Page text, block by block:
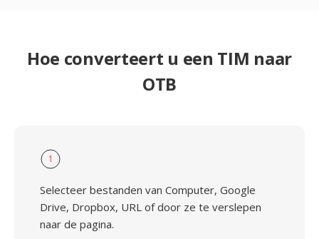
Hoe converteert u een TIM naar
OTB
1
Selecteer bestanden van Computer, Google
Drive, Dropbox, URL of door ze te verslepen
naar de pagina.